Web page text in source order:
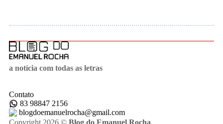
a notícia com todas as letras
Contato
83 98847 2156
blogdoemanuelrocha@gmail.com
Copyright 2026 © Blog do Emanuel Rocha